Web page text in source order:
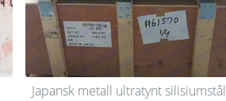
Japansk metall ultratynt silisiumstål